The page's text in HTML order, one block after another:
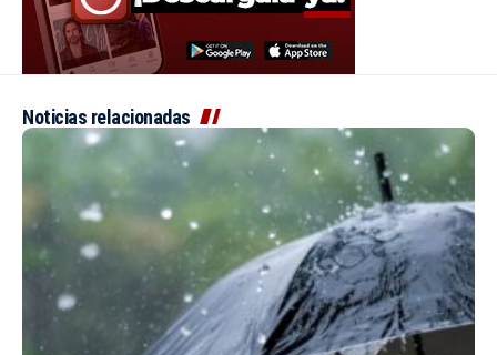
Noticias relacionadas